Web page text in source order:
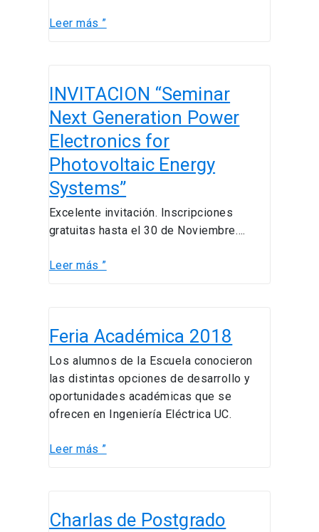
yLeer más ”
INVITACION “Seminar
Next Generation Power
Electronics for
Photovoltaic Energy
Systems”
Excelente invitación. Inscripciones
gratuitas hasta el 30 de Noviembre….
“Seminar
Next
Generation
Power
Electronics
for
Photovoltaic
Energy
Systems”
Leer más ”
Feria Académica 2018
Los alumnos de la Escuela conocieron
las distintas opciones de desarrollo y
oportunidades académicas que se
ofrecen en Ingeniería Eléctrica UC.
Académica
Leer más ”
Charlas de Postgrado
de